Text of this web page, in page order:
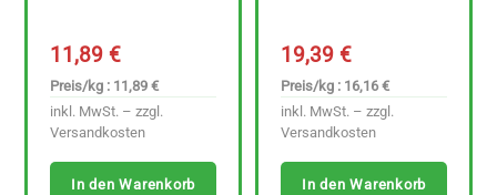
11,89€
Preis/kg : 11,89 €
inkl. MwSt. – zzgl.
Versandkosten
In den Warenkorb
19,39€
Preis/kg : 16,16 €
inkl. MwSt. – zzgl.
Versandkosten
In den Warenkorb